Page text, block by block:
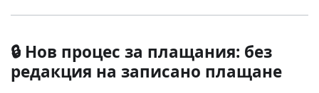
🔒 Нов процес за плащания: без
редакция на записано плащане